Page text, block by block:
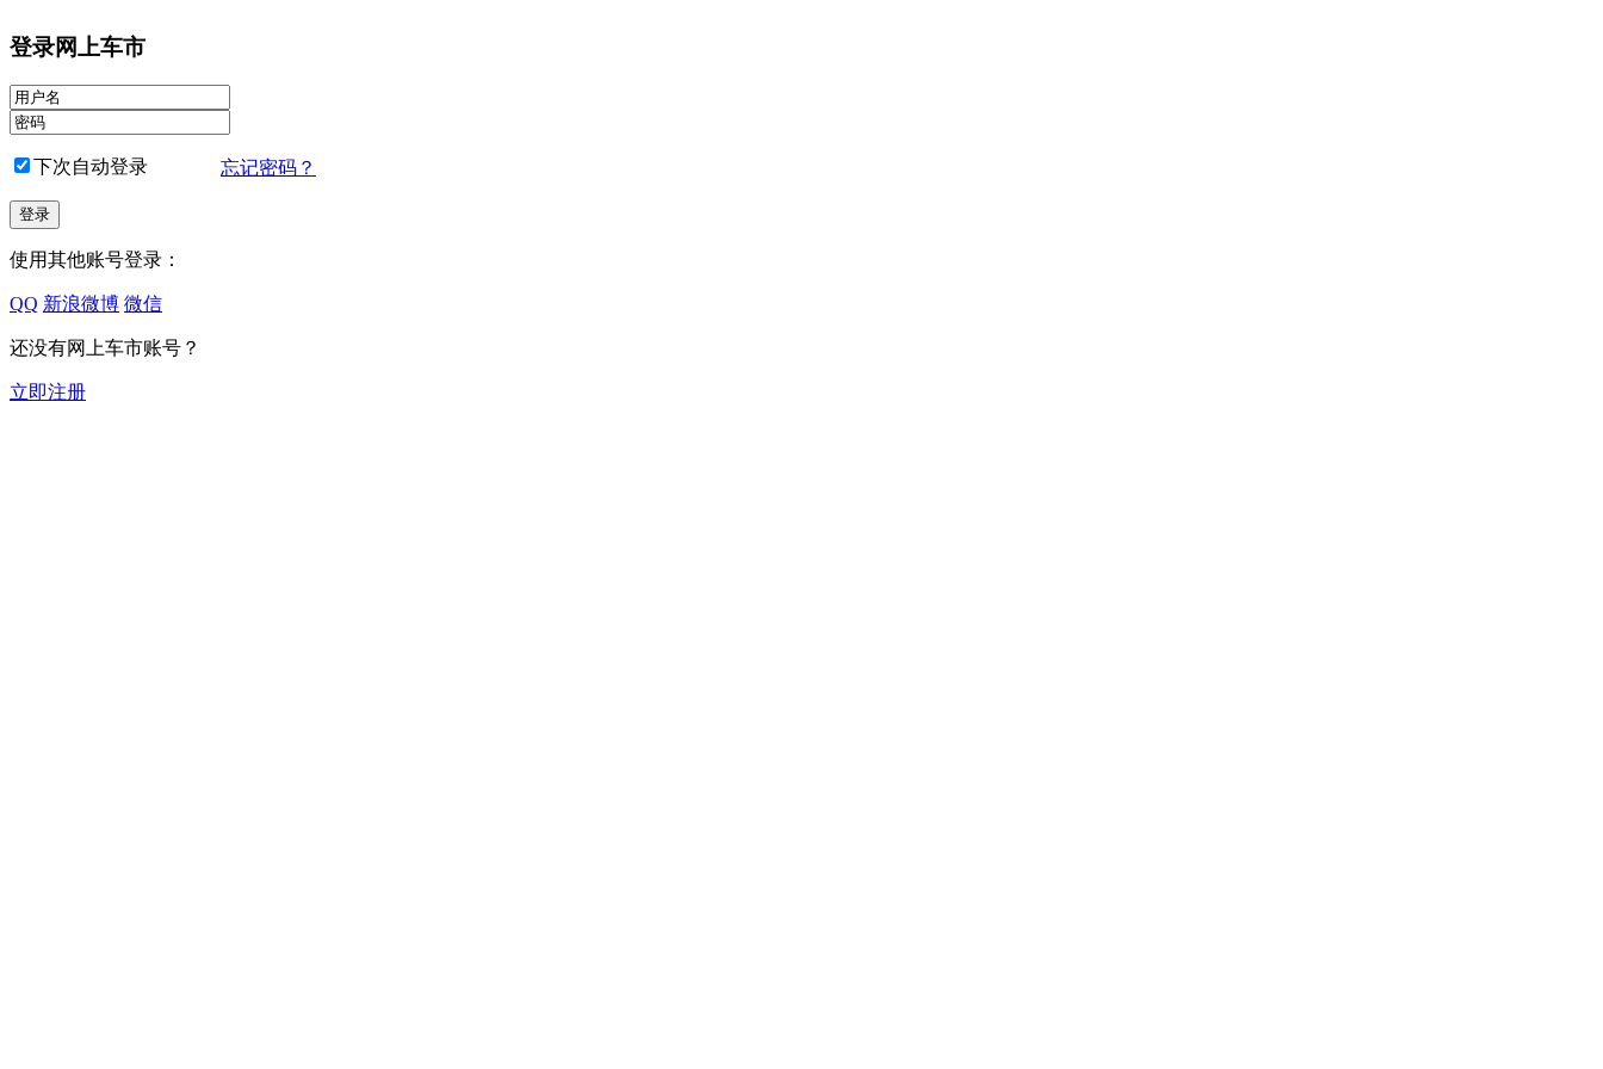
登录网上车市
下次自动登录 忘记密码？
使用其他账号登录：
QQ 新浪微博 微信
还没有网上车市账号？
立即注册